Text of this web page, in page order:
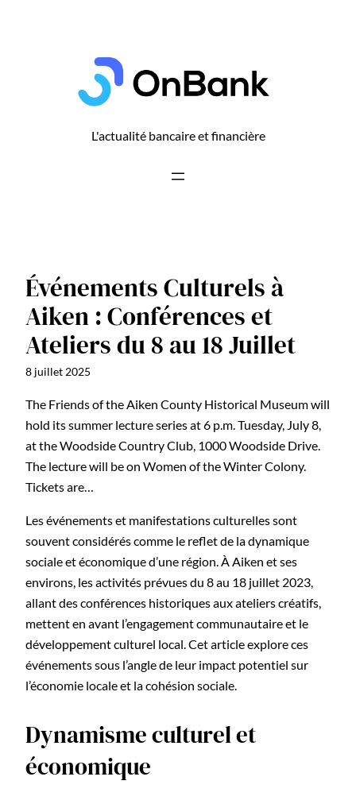
L'actualité bancaire et financière
Événements Culturels à
Aiken : Conférences et
Ateliers du 8 au 18 Juillet
8 juillet 2025
The Friends of the Aiken County Historical Museum will
hold its summer lecture series at 6 p.m. Tuesday, July 8,
at the Woodside Country Club, 1000 Woodside Drive.
The lecture will be on Women of the Winter Colony.
Tickets are…
Les événements et manifestations culturelles sont
souvent considérés comme le reflet de la dynamique
sociale et économique d’une région. À Aiken et ses
environs, les activités prévues du 8 au 18 juillet 2023,
allant des conférences historiques aux ateliers créatifs,
mettent en avant l’engagement communautaire et le
développement culturel local. Cet article explore ces
événements sous l’angle de leur impact potentiel sur
l’économie locale et la cohésion sociale.
Dynamisme culturel et
économique